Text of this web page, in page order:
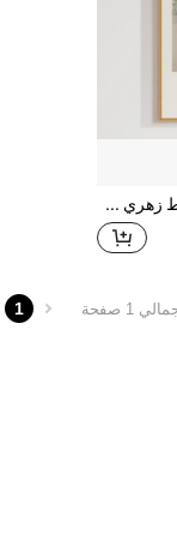
1 قطعة طباعة نباتية، نمط زهري ربيعي، ديكور جداري قابل للطباعة، أسلوب بوهيمي (إطار اختياري)
1 صفحة 1